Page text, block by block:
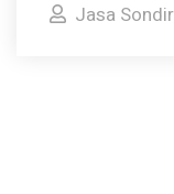
Jasa Sondir